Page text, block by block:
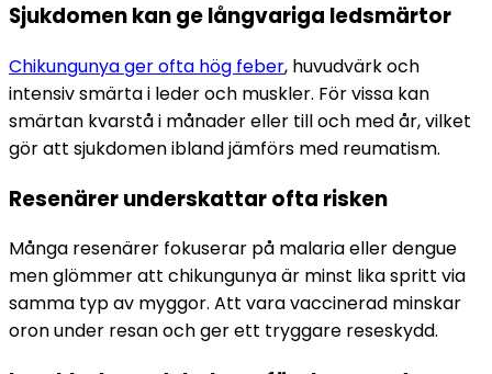
Sjukdomen kan ge långvariga ledsmärtor
Chikungunya ger ofta hög feber, huvudvärk och
intensiv smärta i leder och muskler. För vissa kan
smärtan kvarstå i månader eller till och med år, vilket
gör att sjukdomen ibland jämförs med reumatism.
Resenärer underskattar ofta risken
Många resenärer fokuserar på malaria eller dengue
men glömmer att chikungunya är minst lika spritt via
samma typ av myggor. Att vara vaccinerad minskar
oron under resan och ger ett tryggare reseskydd.